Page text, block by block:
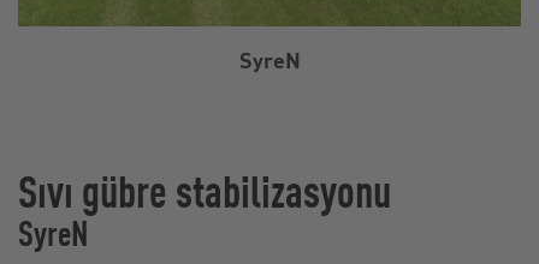
SyreN
Sıvı gübre stabilizasyonu
SyreN